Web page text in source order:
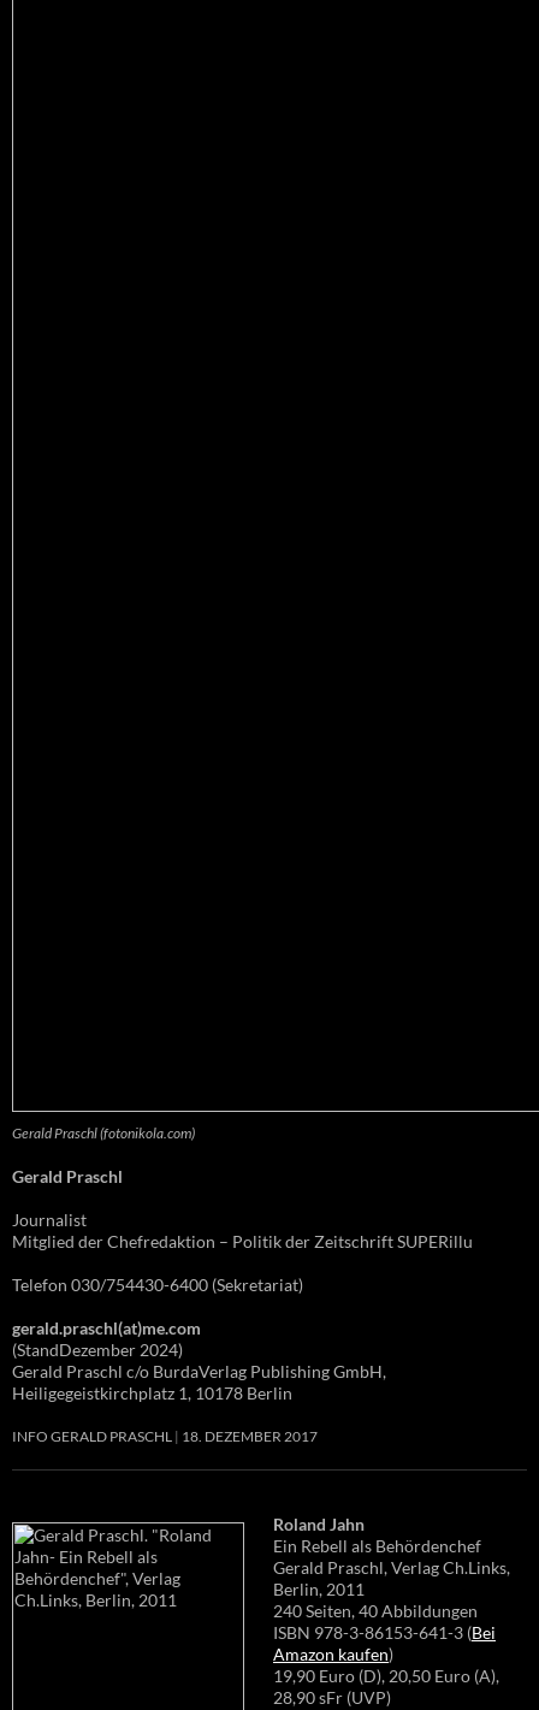
Gerald Praschl (fotonikola.com)
Gerald Praschl
Journalist
Mitglied der Chefredaktion – Politik der Zeitschrift SUPERillu
Telefon 030/754430-6400 (Sekretariat)
gerald.praschl(at)me.com
(StandDezember 2024)
Gerald Praschl c/o BurdaVerlag Publishing GmbH,
Heiligegeistkirchplatz 1, 10178 Berlin
INFO GERALD PRASCHL 18. DEZEMBER 2017
Roland Jahn
Ein Rebell als Behördenchef
Gerald Praschl, Verlag Ch.Links,
Berlin, 2011
240 Seiten, 40 Abbildungen
ISBN 978-3-86153-641-3 (Bei
Amazon kaufen)
19,90 Euro (D), 20,50 Euro (A),
28,90 sFr (UVP)